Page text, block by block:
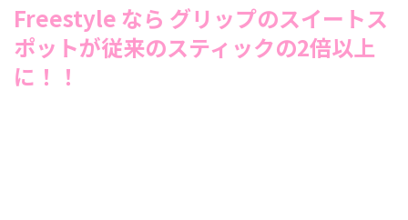
Freestyle なら グリップのスイートス
ポットが従来のスティックの2倍以上
に！！